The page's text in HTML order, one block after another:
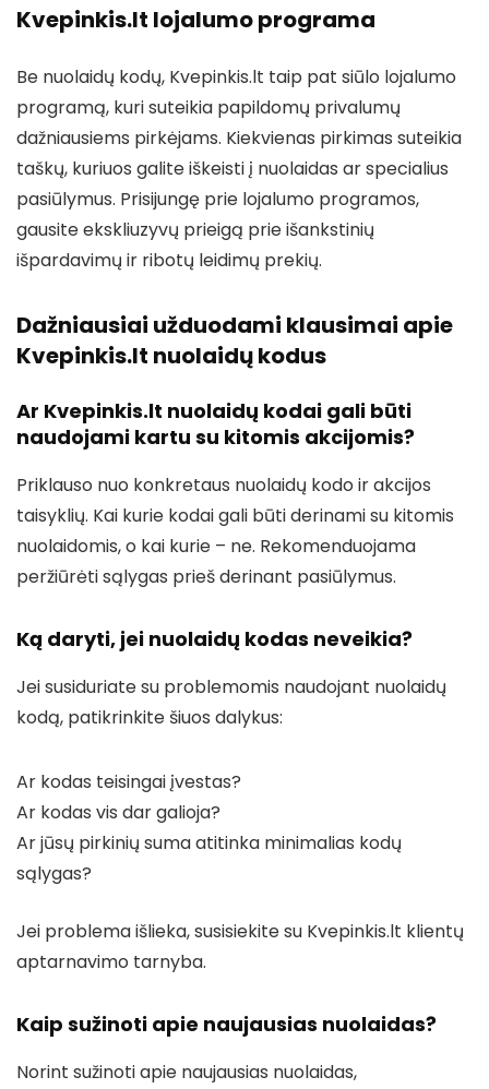
Kvepinkis.lt lojalumo programa
Be nuolaidų kodų, Kvepinkis.lt taip pat siūlo lojalumo
programą, kuri suteikia papildomų privalumų
dažniausiems pirkėjams. Kiekvienas pirkimas suteikia
taškų, kuriuos galite iškeisti į nuolaidas ar specialius
pasiūlymus. Prisijungę prie lojalumo programos,
gausite ekskliuzyvų prieigą prie išankstinių
išpardavimų ir ribotų leidimų prekių.
Dažniausiai užduodami klausimai apie
Kvepinkis.lt nuolaidų kodus
Ar Kvepinkis.lt nuolaidų kodai gali būti
naudojami kartu su kitomis akcijomis?
Priklauso nuo konkretaus nuolaidų kodo ir akcijos
taisyklių. Kai kurie kodai gali būti derinami su kitomis
nuolaidomis, o kai kurie – ne. Rekomenduojama
peržiūrėti sąlygas prieš derinant pasiūlymus.
Ką daryti, jei nuolaidų kodas neveikia?
Jei susiduriate su problemomis naudojant nuolaidų
kodą, patikrinkite šiuos dalykus:
Ar kodas teisingai įvestas?
Ar kodas vis dar galioja?
Ar jūsų pirkinių suma atitinka minimalias kodų
sąlygas?
Jei problema išlieka, susisiekite su Kvepinkis.lt klientų
aptarnavimo tarnyba.
Kaip sužinoti apie naujausias nuolaidas?
Norint sužinoti apie naujausias nuolaidas,